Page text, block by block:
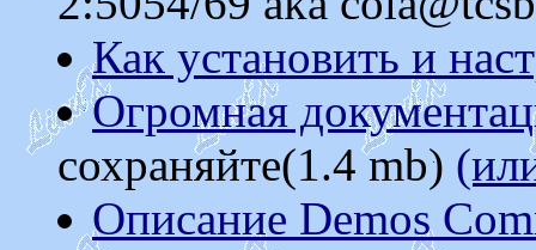
Как установить и
Огромная
сохраняйте(1.4 mb)
Описание Demos